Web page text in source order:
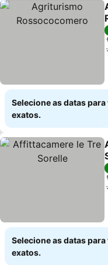
Selecione as datas
exatos.
Selecione as datas
exatos.